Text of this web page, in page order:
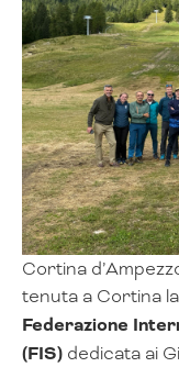
Cortina
tenuta a Cortina la
Federazione
(FIS) dedicata ai